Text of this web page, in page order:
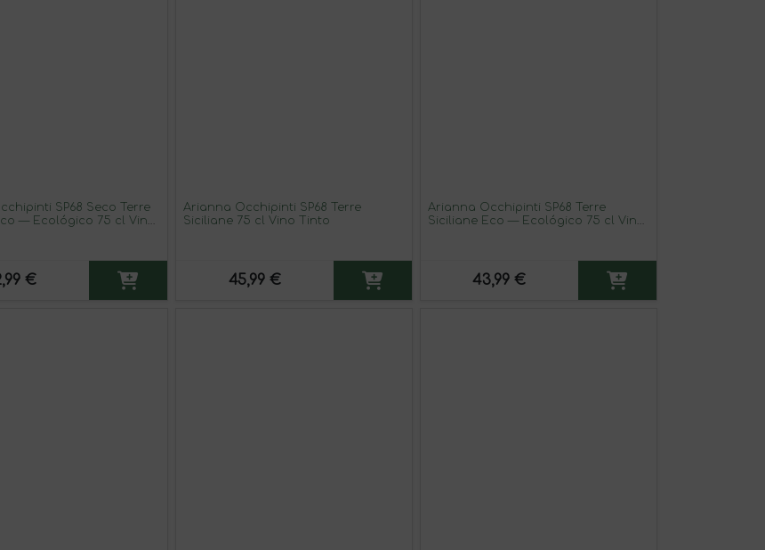
SP68 Seco Terre
— Ecológico 75 cl Vino
€
Arianna Occhipinti SP68 Terre
Siciliane 75 cl Vino Tinto
45,99 €
Arianna Occhipinti SP68 Terre
Siciliane Eco — Ecológico 75 cl Vino
43,99 €